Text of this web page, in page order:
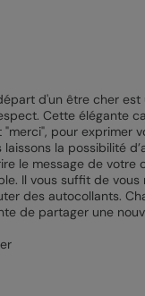
d'un être cher
Cette élégante
"merci", pour exprimer
laissons la possibilité
le message de votre
Il vous suffit de
des autocollants.
de partager une